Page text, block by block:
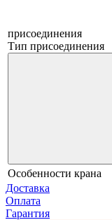
присоединения
Тип присоединения
Особенности крана
Доставка
Оплата
Гарантия